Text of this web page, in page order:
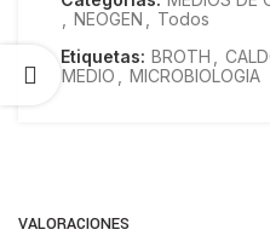
NEOGEN
Todos
Etiquetas: BROTH
MEDIO
MICROBIOLOGIA
VALORACIONES